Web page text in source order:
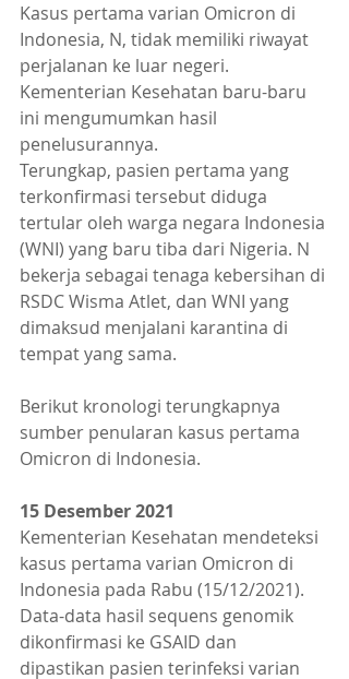
Kasus pertama varian Omicron di
Indonesia, N, tidak memiliki riwayat
perjalanan ke luar negeri.
Kementerian Kesehatan baru-baru
ini mengumumkan hasil
penelusurannya.
Terungkap, pasien pertama yang
terkonfirmasi tersebut diduga
tertular oleh warga negara Indonesia
(WNI) yang baru tiba dari Nigeria. N
bekerja sebagai tenaga kebersihan di
RSDC Wisma Atlet, dan WNI yang
dimaksud menjalani karantina di
tempat yang sama.
Berikut kronologi terungkapnya
sumber penularan kasus pertama
Omicron di Indonesia.
15 Desember 2021
Kementerian Kesehatan mendeteksi
kasus pertama varian Omicron di
Indonesia pada Rabu (15/12/2021).
Data-data hasil sequens genomik
dikonfirmasi ke GSAID dan
dipastikan pasien terinfeksi varian